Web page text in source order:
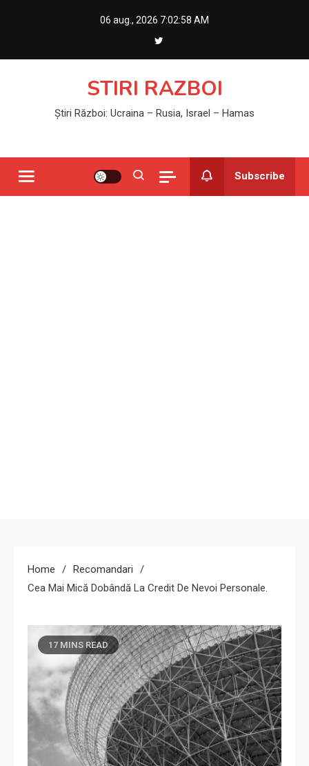
06 aug., 2026 7:02:59 AM
STIRI RAZBOI
Știri Război: Ucraina – Rusia, Israel – Hamas
Subscribe
Home
Recomandari
Cea Mai Mică Dobândă La Credit De Nevoi Personale.
17 MINS READ